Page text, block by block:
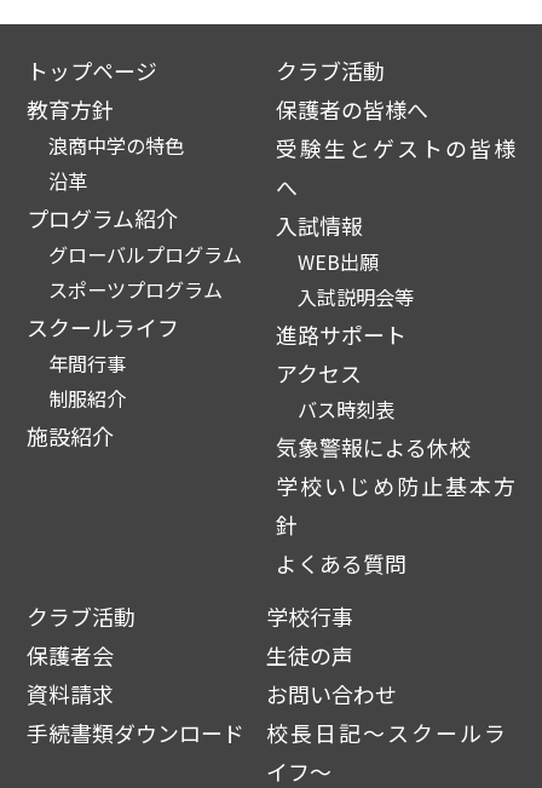
トップページ
教育方針
浪商中学の特色
沿革
プログラム紹介
グローバルプログラム
スポーツプログラム
スクールライフ
年間行事
制服紹介
施設紹介
クラブ活動
保護者の皆様へ
受験生とゲストの皆様
へ
入試情報
WEB出願
入試説明会等
進路サポート
アクセス
バス時刻表
気象警報による休校
学校いじめ防止基本方
針
よくある質問
クラブ活動
学校行事
保護者会
生徒の声
資料請求
お問い合わせ
手続書類ダウンロード
校長日記～スクールラ
イフ～